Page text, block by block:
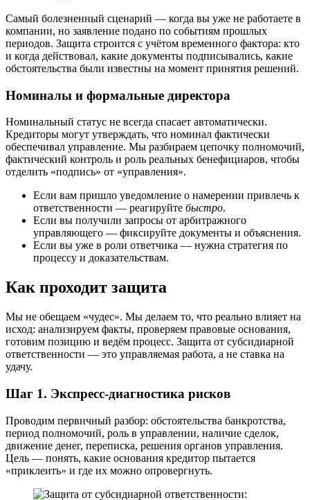
Самый болезненный сценарий — когда вы уже не работаете в
компании, но заявление подано по событиям прошлых
периодов. Защита строится с учётом временного фактора: кто
и когда действовал, какие документы подписывались, какие
обстоятельства были известны на момент принятия решений.
Номиналы и формальные директора
Номинальный статус не всегда спасает автоматически.
Кредиторы могут утверждать, что номинал фактически
обеспечивал управление. Мы разбираем цепочку полномочий,
фактический контроль и роль реальных бенефициаров, чтобы
отделить «подпись» от «управления».
Если вам пришло уведомление о намерении привлечь к
ответственности — реагируйте быстро.
Если вы получили запросы от арбитражного
управляющего — фиксируйте документы и объяснения.
Если вы уже в роли ответчика — нужна стратегия по
процессу и доказательствам.
Как проходит защита
Мы не обещаем «чудес». Мы делаем то, что реально влияет на
исход: анализируем факты, проверяем правовые основания,
готовим позицию и ведём процесс. Защита от субсидиарной
ответственности — это управляемая работа, а не ставка на
удачу.
Шаг 1. Экспресс-диагностика рисков
Проводим первичный разбор: обстоятельства банкротства,
период полномочий, роль в управлении, наличие сделок,
движение денег, переписка, решения органов управления.
Цель — понять, какие основания кредитор пытается
«приклеить» и где их можно опровергнуть.